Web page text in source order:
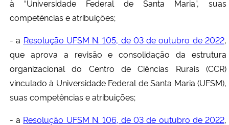
à “Universidade Federal de Santa Maria”, suas
competências e atribuições;
- a Resolução UFSM N. 105, de 03 de outubro de 2022,
que aprova a revisão e consolidação da estrutura
organizacional do Centro de Ciências Rurais (CCR)
vinculado à Universidade Federal de Santa Maria (UFSM),
suas competências e atribuições;
- a Resolução UFSM N. 106, de 03 de outubro de 2022,